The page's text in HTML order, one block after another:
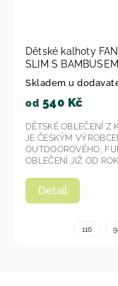
2023
FANTOM
Dětské
SLIM S
2023
od
JE